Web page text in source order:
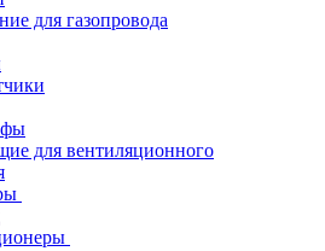
для газопровода
для вентиляционного